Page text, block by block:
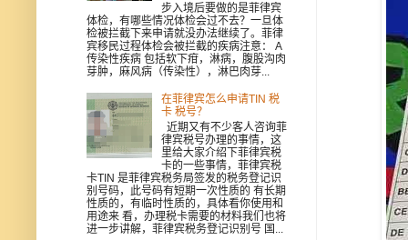
步入境后要做的是菲律宾
体检，有哪些情况体检会过不去？一旦体
检被拦截下来申请就没办法继续了。菲律
宾移民过程体检会被拦截的疾病注意： A
传染性疾病 包括软下疳，淋病，腹股沟肉
芽肿，麻风病（传染性），淋巴肉芽...
在菲律宾怎么申请TIN 税
卡 税号？
近期又有不少客人咨询菲
律宾税号办理的事情，这
里给大家介绍下菲律宾税
卡的一些事情，菲律宾税
卡TIN 是菲律宾税务局签发的税务登记识
别号码，此号码有短期一次性质的 有长期
性质的，有临时性质的，具体看你使用和
用途来 看，办理税卡需要的材料我们也将
进一步讲解，菲律宾税务登记识别号 国...